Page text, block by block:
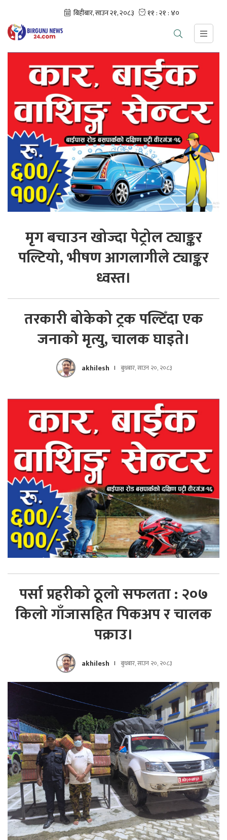
मृग बचाउन खोज्दा पेट्रोल ट्याङ्कर
पल्टियो, भीषण आगलागीले ट्याङ्कर
ध्वस्त।
तरकारी बोकेको ट्रक पल्टिँदा एक
जनाको मृत्यु, चालक घाइते।
akhilesh बुधबार, साउन २०, २०८३
पर्सा प्रहरीको ठूलो सफलता : २०७
किलो गाँजासहित पिकअप र चालक
पक्राउ।
akhilesh बुधबार, साउन २०, २०८३